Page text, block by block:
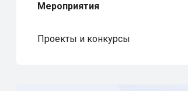
Мероприятия
Проекты и конкурсы